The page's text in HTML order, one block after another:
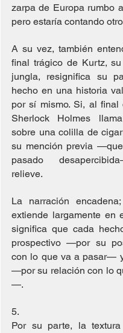
zarpa de Europa rumbo
pero estaría contando
A su vez, también
final trágico de Kurtz,
jungla, resignifica su
hecho en una historia
por sí mismo. Si, al final
Sherlock Holmes
sobre una colilla de
su mención previa
pasado
relieve.
La narración
extiende largamente en
significa que cada
prospectivo —por su
con lo que va a pasar—
—por su relación con lo
—.
5.
Por su parte, la